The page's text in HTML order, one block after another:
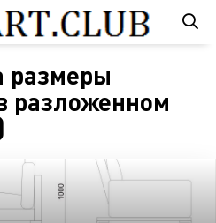
размеры
разложенном